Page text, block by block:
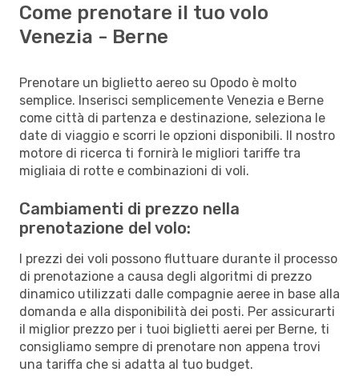
Come prenotare il tuo volo
Venezia - Berne
Prenotare un biglietto aereo su Opodo è molto
semplice. Inserisci semplicemente Venezia e Berne
come città di partenza e destinazione, seleziona le
date di viaggio e scorri le opzioni disponibili. Il nostro
motore di ricerca ti fornirà le migliori tariffe tra
migliaia di rotte e combinazioni di voli.
Cambiamenti di prezzo nella
prenotazione del volo:
I prezzi dei voli possono fluttuare durante il processo
di prenotazione a causa degli algoritmi di prezzo
dinamico utilizzati dalle compagnie aeree in base alla
domanda e alla disponibilità dei posti. Per assicurarti
il miglior prezzo per i tuoi biglietti aerei per Berne, ti
consigliamo sempre di prenotare non appena trovi
una tariffa che si adatta al tuo budget.